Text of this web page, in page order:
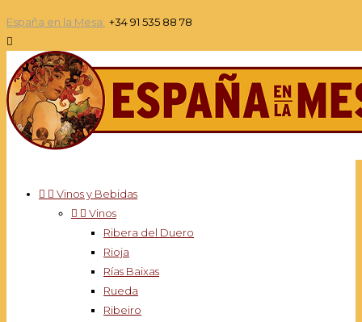
España en la Mesa: +34 91 535 88 78

  Vinos y Bebidas
  Vinos
Ribera del Duero
Rioja
Rías Baixas
Rueda
Ribeiro